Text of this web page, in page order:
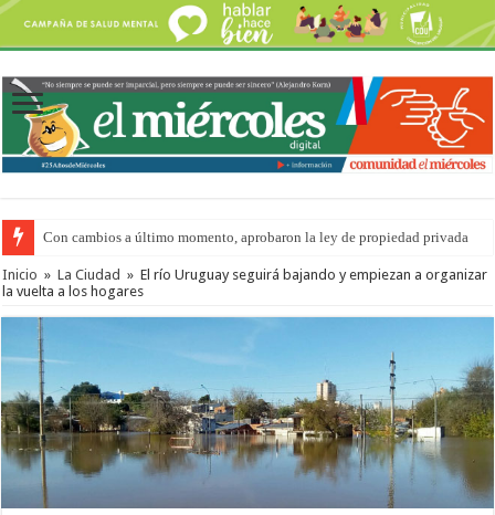
Con cambios a último momento, aprobaron la ley de propiedad privada
Inicio » La Ciudad » El río Uruguay seguirá bajando y empiezan a organizar
la vuelta a los hogares